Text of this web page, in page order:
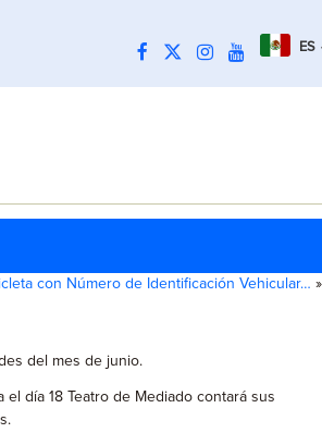
ES
con Número de Identificación Vehicular… »
del mes de junio.
día 18 Teatro de Mediado contará sus